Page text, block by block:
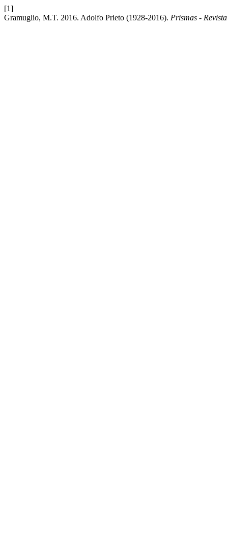
[1]
Gramuglio, M.T. 2016. Adolfo Prieto (1928-2016). Prismas -